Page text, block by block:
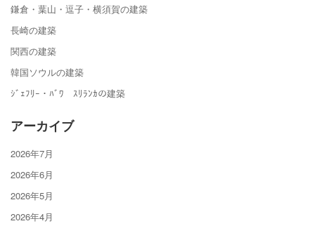
鎌倉・葉山・逗子・横須賀の建築
長崎の建築
関西の建築
韓国ソウルの建築
ｼﾞｪﾌﾘｰ・ﾊﾞﾜ ｽﾘﾗﾝｶの建築
アーカイブ
2026年7月
2026年6月
2026年5月
2026年4月